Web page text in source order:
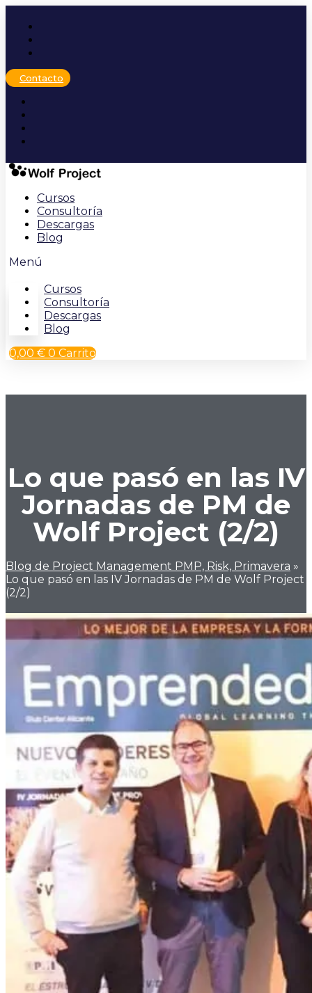
contenido
Contacto
Cursos
Consultoría
Descargas
Blog
Menú
Cursos
Consultoría
Descargas
Blog
0,00 € 0 Carrito
Lo que pasó en las IV
Jornadas de PM de
Wolf Project (2/2)
Blog de Project Management PMP, Risk, Primavera »
Lo que pasó en las IV Jornadas de PM de Wolf Project
(2/2)